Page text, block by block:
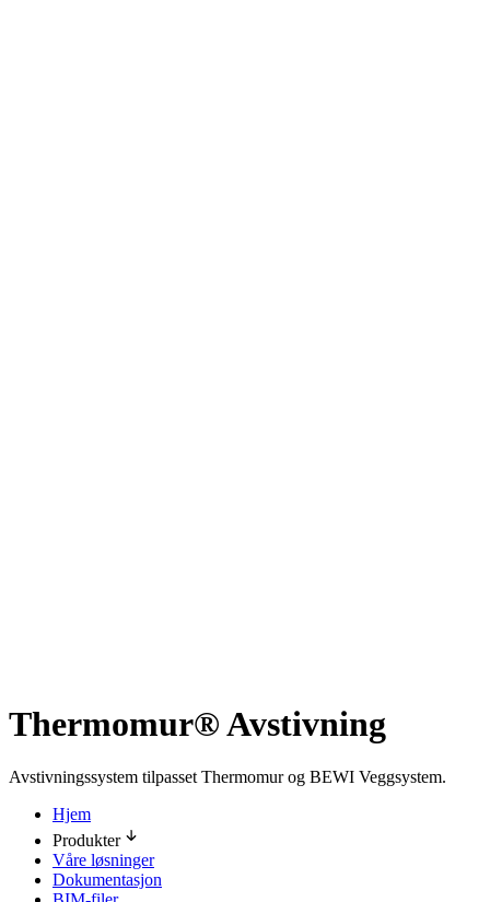
Thermomur® Avstivning
Avstivningssystem tilpasset Thermomur og BEWI Veggsystem.
Hjem
Produkter
Våre løsninger
Dokumentasjon